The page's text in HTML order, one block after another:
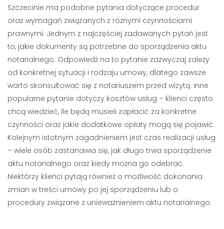
Szczecinie ma podobne pytania dotyczące procedur
oraz wymagań związanych z różnymi czynnościami
prawnymi. Jednym z najczęściej zadawanych pytań jest
to, jakie dokumenty są potrzebne do sporządzenia aktu
notarialnego. Odpowiedź na to pytanie zazwyczaj zależy
od konkretnej sytuacji i rodzaju umowy, dlatego zawsze
warto skonsultować się z notariuszem przed wizytą. Inne
popularne pytanie dotyczy kosztów usług – klienci często
chcą wiedzieć, ile będą musieli zapłacić za konkretne
czynności oraz jakie dodatkowe opłaty mogą się pojawić.
Kolejnym istotnym zagadnieniem jest czas realizacji usług
– wiele osób zastanawia się, jak długo trwa sporządzenie
aktu notarialnego oraz kiedy można go odebrać.
Niektórzy klienci pytają również o możliwość dokonania
zmian w treści umowy po jej sporządzeniu lub o
procedury związane z unieważnieniem aktu notarialnego.